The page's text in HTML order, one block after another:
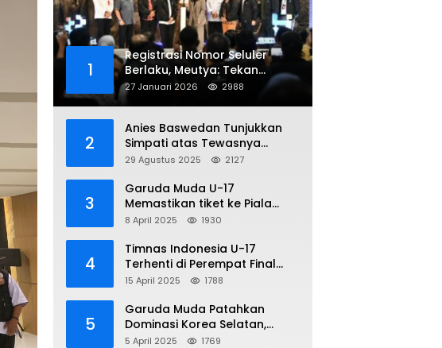
1
Registrasi Nomor Seluler
Berlaku, Meutya: Tekan
Penipuan Online
27 Januari 2026 2988
2
Anies Baswedan Tunjukkan
Simpati atas Tewasnya
Pengemudi Ojol dalam Aksi
29 Agustus 2025 2127
3
Garuda Muda U-17
Memastikan tiket ke Piala
Dunia Setelah Mencetak
Yaman 4-1 di Piala Asia 2025
8 April 2025 1930
4
Timnas Indonesia U-17
Terhenti di Perempat Final
Piala Asia 2025: Terkecoh
15 April 2025 1788
5
Garuda Muda Patahkan
Dominasi Korea Selatan,
Dalam Laga Pembuka Piala
5 April 2025 1769